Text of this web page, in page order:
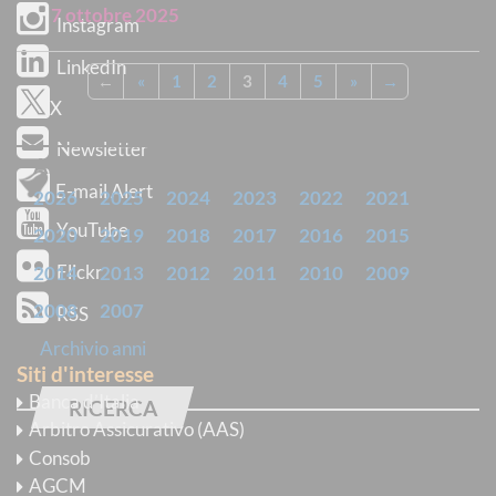
7 ottobre 2025
← « 1 2 3 4 5 » →
ARCHIVIO
2026 2025 2024 2023 2022
2021
2020
2019 2018 2017 2016
2015
2014
2013 2012 2011 2010
2009
2008
2007
Archivio anni
RICERCA
Trova normative
contutte
Instagram
LinkedIn
X
Newsletter
E-mail Alert
YouTube
Flickr
RSS
Siti d'interesse
Banca d’Italia
Arbitro Assicurativo (AAS)
Consob
AGCM